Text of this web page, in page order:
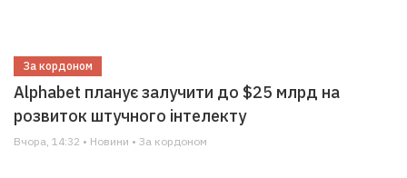
За кордоном
Alphabet планує залучити до $25 млрд на
розвиток штучного інтелекту
Вчора, 14:32 • Новини • За кордоном